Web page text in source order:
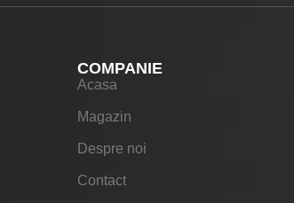
COMPANIE
Acasa
Magazin
Despre noi
Contact